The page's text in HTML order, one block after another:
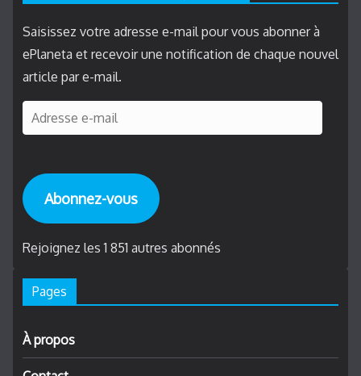
Saisissez votre adresse e-mail pour vous abonner à
ePlaneta et recevoir une notification de chaque nouvel
article par e-mail.
d
e
s
e
a
i
Abonnez-vous
Rejoignez les 1 851 autres abonnés
Pages
À propos